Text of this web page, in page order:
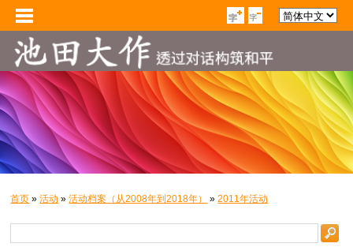
首页 »活动 »活动档案（从2008年到2018年） »2011年活动